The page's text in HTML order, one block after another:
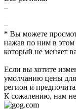
–
–
–
* Вы можете
нажав по ним в этом
который не меняет
Если вы хотите
умолчанию цены для
регион и
К сожалению, нам